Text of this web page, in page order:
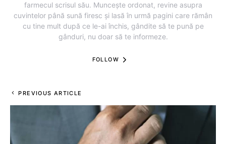
farmecul scrisul său. Muncește ordonat, revine asupra
cuvintelor până sună firesc și lasă în urmă pagini care rămân
cu tine mult după ce le-ai închis, gândite să te pună pe
gânduri, nu doar să te informeze.
FOLLOW
PREVIOUS ARTICLE